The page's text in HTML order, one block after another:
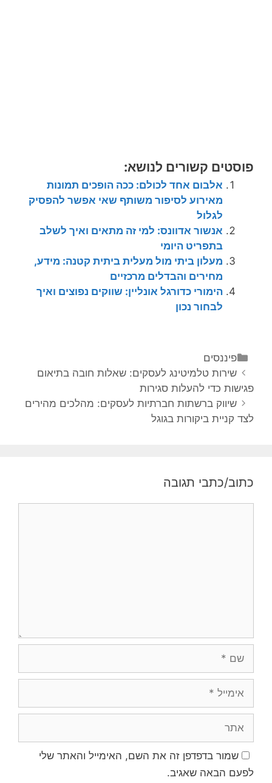
פוסטים קשורים לנושא:
אלבום אחד לכולם: ככה הופכים תמונות
מאירוע לסיפור משותף שאי אפשר להפסיק
לגלול
אנשור אדוונס: למי זה מתאים ואיך לשלב
בתפריט היומי
מעלון ביתי מול מעלית ביתית קטנה: מידע,
מחירים והבדלים מרכזיים
הימורי כדורגל אונליין: שווקים נפוצים ואיך
לבחור נכון
פיננסים
שירות טלמיטינג לעסקים: שאלות חובה בתיאום
פגישות כדי להעלות סגירות
שיווק ברשתות חברתיות לעסקים: מהלכים מהירים
לצד קניית ביקורות בגוגל
כתוב/כתבי תגובה
שמור בדפדפן זה את השם, האימייל והאתר שלי
לפעם הבאה שאגיב.